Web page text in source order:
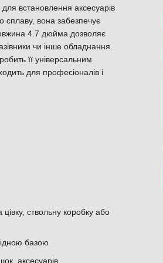
встановлення аксесуарів
сплаву, вона забезпечує
4.7 дюйма дозволяє
чи інше обладнання.
її універсальним
для професіоналів і
ствольну коробку або
базою
аксесуарів